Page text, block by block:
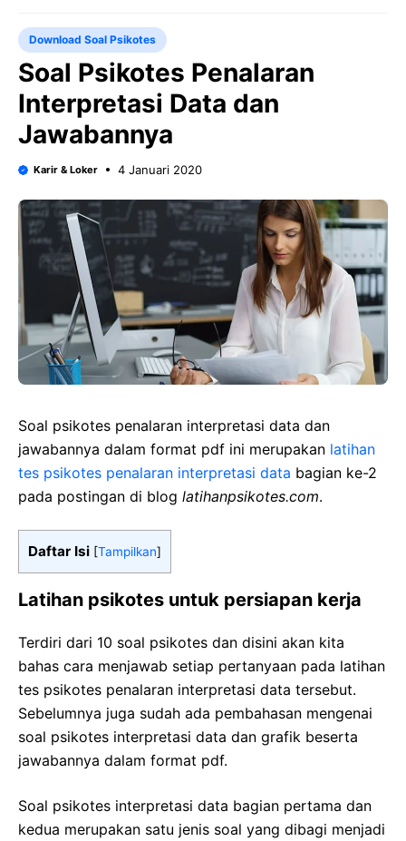
Download Soal Psikotes
Soal Psikotes Penalaran
Interpretasi Data dan
Jawabannya
Karir & Loker 4 Januari 2020
Soal psikotes penalaran interpretasi data dan
jawabannya dalam format pdf ini merupakan latihan
tes psikotes penalaran interpretasi data bagian ke-2
pada postingan di blog latihanpsikotes.com.
Daftar Isi [Tampilkan]
Latihan psikotes untuk persiapan kerja
Terdiri dari 10 soal psikotes dan disini akan kita
bahas cara menjawab setiap pertanyaan pada latihan
tes psikotes penalaran interpretasi data tersebut.
Sebelumnya juga sudah ada pembahasan mengenai
soal psikotes interpretasi data dan grafik beserta
jawabannya dalam format pdf.
Soal psikotes interpretasi data bagian pertama dan
kedua merupakan satu jenis soal yang dibagi menjadi